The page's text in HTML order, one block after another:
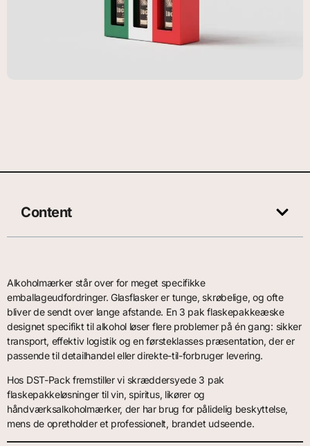
Content
Alkoholmærker står over for meget specifikke
emballageudfordringer. Glasflasker er tunge, skrøbelige, og ofte
bliver de sendt over lange afstande. En 3 pak flaskepakkeæske
designet specifikt til alkohol løser flere problemer på én gang: sikker
transport, effektiv logistik og en førsteklasses præsentation, der er
passende til detailhandel eller direkte-til-forbruger levering.
Hos DST-Pack fremstiller vi skræddersyede 3 pak
flaskepakkeløsninger til vin, spiritus, likører og
håndværksalkoholmærker, der har brug for pålidelig beskyttelse,
mens de opretholder et professionelt, brandet udseende.